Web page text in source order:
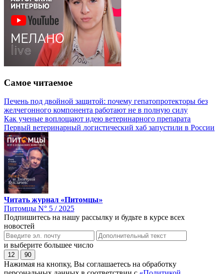
Самое читаемое
Печень под двойной защитой: почему гепатопротекторы без
желчегонного компонента работают не в полную силу
Как ученые воплощают идею ветеринарного препарата
Первый ветеринарный логистический хаб запустили в России
Читать журнал «Питомцы»
Питомцы N° 5 / 2025
Подпишитесь на нашу рассылку и будьте в курсе всех
новостей
и выберите большее число
12 90
Нажимая на кнопку, Вы соглашаетесь на обработку